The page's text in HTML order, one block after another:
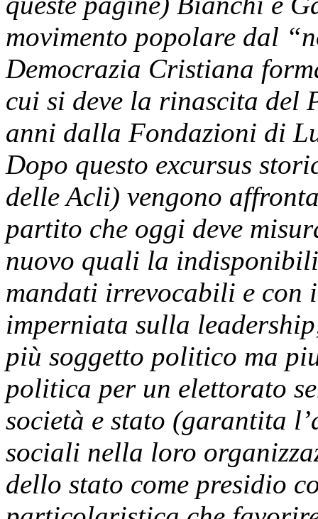
movimento popolare dal
Democrazia Cristiana
cui si deve la rinascita del
anni dalla Fondazioni di
Dopo questo excursus
delle Acli) vengono
partito che oggi deve
nuovo quali la
mandati irrevocabili e con
imperniata sulla
più soggetto politico ma
politica per un elettorato
società e stato (garantita
sociali nella loro
dello stato come presidio